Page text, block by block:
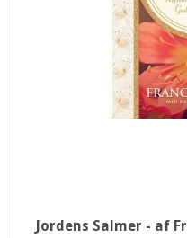
Jordens Salmer - af